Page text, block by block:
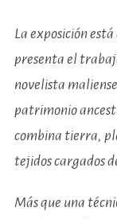
La exposición
presenta el
novelista maliense
patrimonio
combina tierra,
tejidos cargados
Más que una